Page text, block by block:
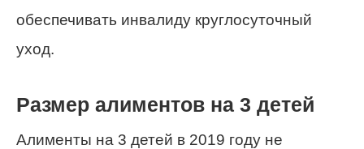
обеспечивать инвалиду круглосуточный
уход.
Размер алиментов на 3 детей
Алименты на 3 детей в 2019 году не